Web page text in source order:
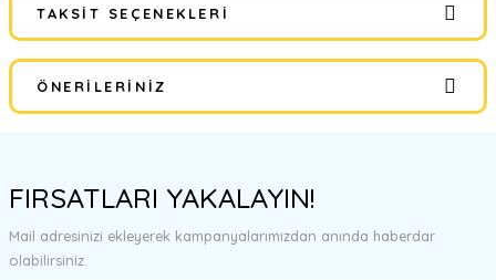
Bu ürüne ilk yorumu siz yapın!
Yorum Yaz
TAKSIT SEÇENEKLERI
ÖNERILERINIZ
tarafımıza iletebilirsiniz.
Görüş ve önerileriniz için teşekkür ederiz.
Ürün resmi kalitesiz, bozuk veya görüntülenemiyor.
FIRSATLARI YAKALAYIN!
Mail adresinizi ekleyerek kampanyalarımızdan anında haberdar
olabilirsiniz.